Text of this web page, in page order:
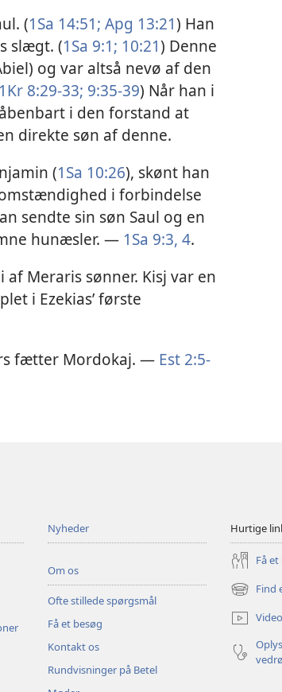
(1Sa 14:51; Apg 13:21) Han
slægt. (1Sa 9:1; 10:21) Denne
og var altså nevø af den
1Kr 8:29-33; 9:35-39) Når han i
i den forstand at
direkte søn af denne.
(1Sa 10:26), skønt han
i forbindelse
sendte sin søn Saul og en
hunæsler. — 1Sa 9:3, 4.
af Meraris sønner. Kisj var en
i Ezekias’ første
fætter Mordokaj. — Est 2:5-
Nyheder
Om os
Ofte stillede spørgsmål
Få et besøg
Kontakt os
Rundvisninger på Betel
Hurtige
Få
Find
(åbner
nyt
vindue)